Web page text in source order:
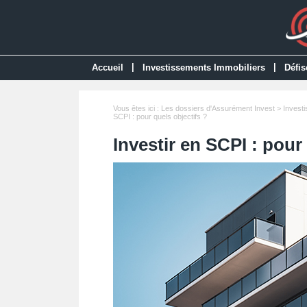
Accueil Investissements Immobiliers
Vous êtes ici : Les dossiers d'Assurément Invest>
SCPI : pour quels objectifs ?
Investir en SCPI :